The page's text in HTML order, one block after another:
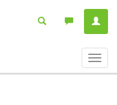
ein-/